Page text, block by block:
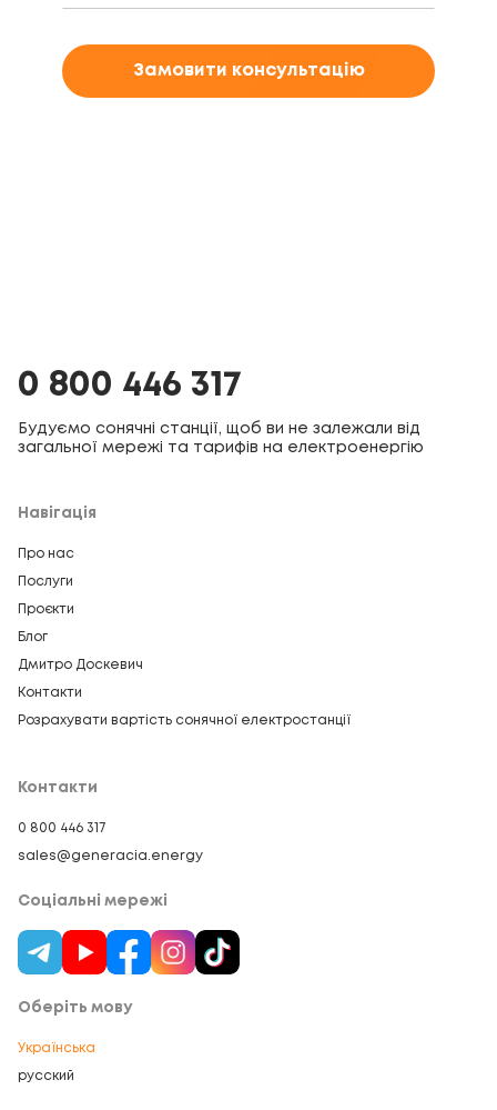
Замовити консультацію
0 800 446 317
Будуємо сонячні станції, щоб ви не залежали від
загальної мережі та тарифів на електроенергію
Навігація
Про нас
Послуги
Проєкти
Блог
Дмитро Доскевич
Контакти
Розрахувати вартість сонячної електростанції
Контакти
0 800 446 317
sales@generacia.energy
Соціальні мережі
Оберіть мову
Українська
русский